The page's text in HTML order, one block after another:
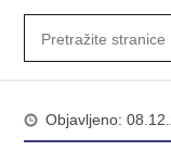
Objavljeno: